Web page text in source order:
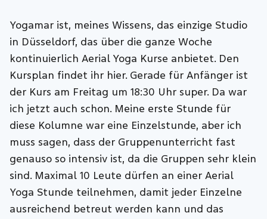
Yogamar ist, meines Wissens, das einzige Studio
in Düsseldorf, das über die ganze Woche
kontinuierlich Aerial Yoga Kurse anbietet. Den
Kursplan findet ihr hier. Gerade für Anfänger ist
der Kurs am Freitag um 18:30 Uhr super. Da war
ich jetzt auch schon. Meine erste Stunde für
diese Kolumne war eine Einzelstunde, aber ich
muss sagen, dass der Gruppenunterricht fast
genauso so intensiv ist, da die Gruppen sehr klein
sind. Maximal 10 Leute dürfen an einer Aerial
Yoga Stunde teilnehmen, damit jeder Einzelne
ausreichend betreut werden kann und das